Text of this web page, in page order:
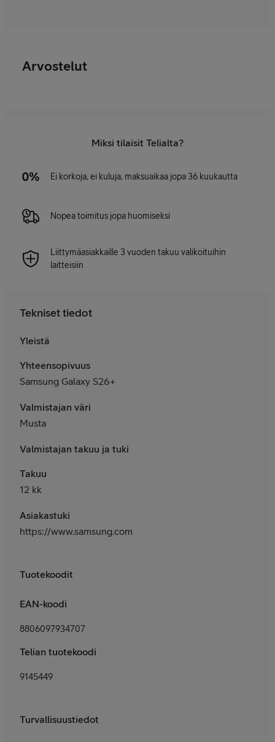
Arvostelut
Miksi tilaisit Telialta?
Ei korkoja, ei kuluja, maksuaikaa jopa 36 kuukautta
Nopea toimitus jopa huomiseksi
Liittymäasiakkaille 3 vuoden takuu valikoituihin
laitteisiin
Tekniset tiedot
Yleistä
Yhteensopivuus
Samsung Galaxy S26+
Valmistajan väri
Musta
Valmistajan takuu ja tuki
Takuu
12 kk
Asiakastuki
https://www.samsung.com/fi/support/
Tuotekoodit
EAN-koodi
8806097934707
Telian tuotekoodi
9145449
Turvallisuustiedot